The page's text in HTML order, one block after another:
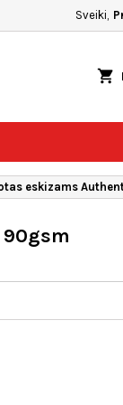
Sveiki,
shopping_cart
eskizams